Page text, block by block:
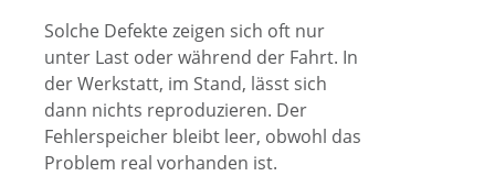
Solche Defekte zeigen sich oft nur
unter Last oder während der Fahrt. In
der Werkstatt, im Stand, lässt sich
dann nichts reproduzieren. Der
Fehlerspeicher bleibt leer, obwohl das
Problem real vorhanden ist.